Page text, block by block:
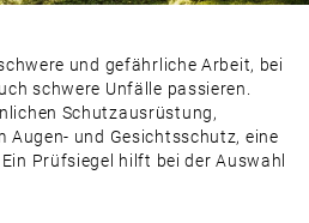
und gefährliche Arbeit, bei
schwere Unfälle passieren.
Schutzausrüstung,
und Gesichtsschutz, eine
Prüfsiegel hilft bei der Auswahl